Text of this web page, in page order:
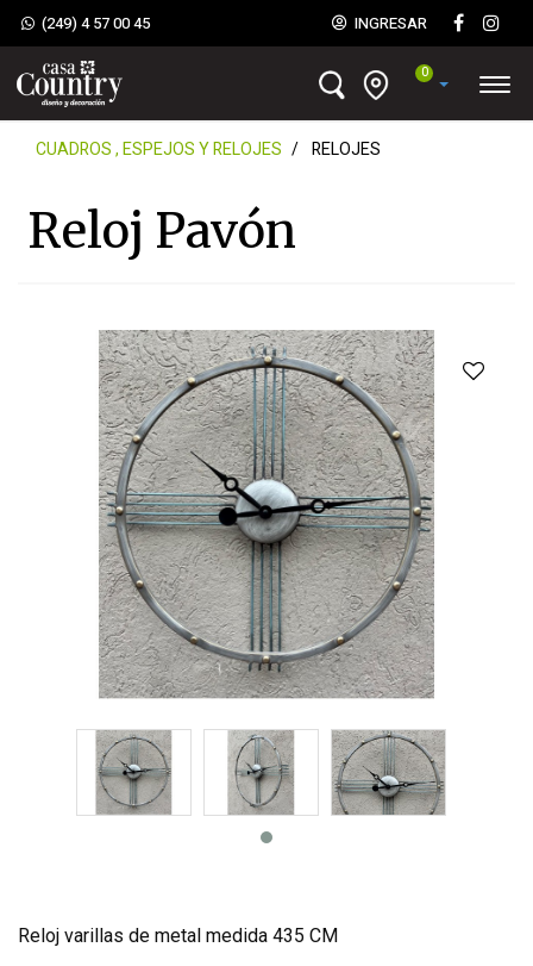
(249) 4 57 00 45 INGRESAR
0
CUADROS , ESPEJOS Y RELOJES RELOJES
Reloj Pavón
Reloj varillas de metal medida 435 CM